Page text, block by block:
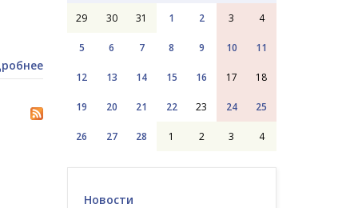
29 30 31 1 2 3 4
5 6 7 8 9 10 11
12 13 14 15 16 17 18
19 20 21 22 23 24 25
26 27 28 1 2 3 4
Новости